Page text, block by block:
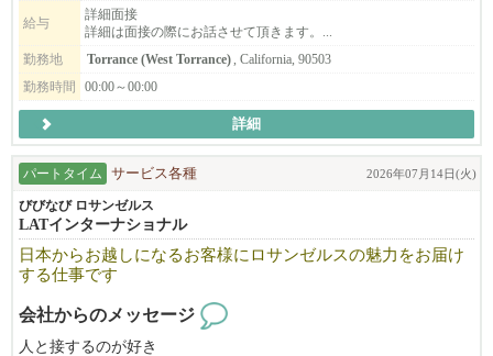
ビザサポートについて
長く働いてくださる方、スキルや姿勢がサロンとマッチした方に
は、Eビザサポートも検討可能です（条件あり）。
あなたの「好き」や「経験」を活かして、NAŌRUで、より深く、
美容と健康の世界に触れてみませんか？
***********************************************************
***********************************************************
**********
応募の際、メールアドレスが正しく入力されているか、改めてご
確認ください。
また、履歴書内にもメールアドレスのご記入をお願い致します。
***********************************************************
**********
＼こんな会社です／
✅売り手よし、買い手よし、世間よし。「三方よし」の精神で経
営しています。
✅「お客様」「ドライバー」「車両」を大切にしています。
✅日本の最上級のおもてなしサービスを提供しています。
給与
詳細面接
詳細は面接の際にお話させて頂きます。...
勤務地
Torrance (West Torrance) , California, 90503
勤務時間
00:00～00:00
詳細
パートタイム サービス各種 2026年07月14日(火)
びびなび ロサンゼルス
LATインターナショナル
日本からお越しになるお客様にロサンゼルスの魅力をお届け
する仕事です
会社からのメッセージ
人と接するのが好き